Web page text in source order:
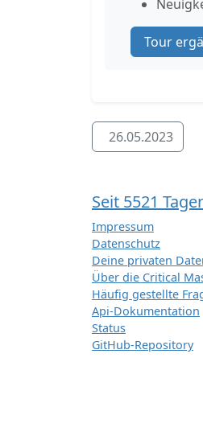
Tour
26.05.2023
Seit 5521
Impressum
Datenschutz
Deine privaten
Über die Critical
Häufig gestellte
Api-Dokumentation
Status
GitHub-Repository